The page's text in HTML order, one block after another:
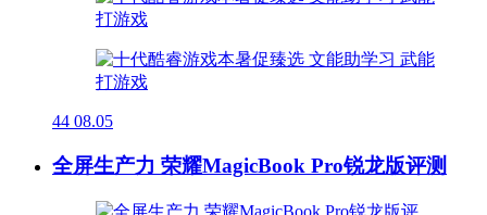
44 08.05
全屏生产力 荣耀MagicBook Pro锐龙版评测